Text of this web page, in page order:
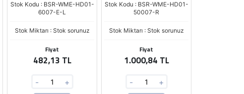
Stok Kodu : BSR-WME-HD01-
6007-E-L
Stok Miktarı : Stok sorunuz
Fiyat
482,13 TL
- +
Stok Kodu : BSR-WME-HD01-
50007-R
Stok Miktarı : Stok sorunuz
Fiyat
1.000,84 TL
- +